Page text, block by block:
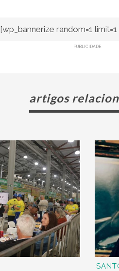
[wp_bannerize random=1
PUBLICIDADE
artigos